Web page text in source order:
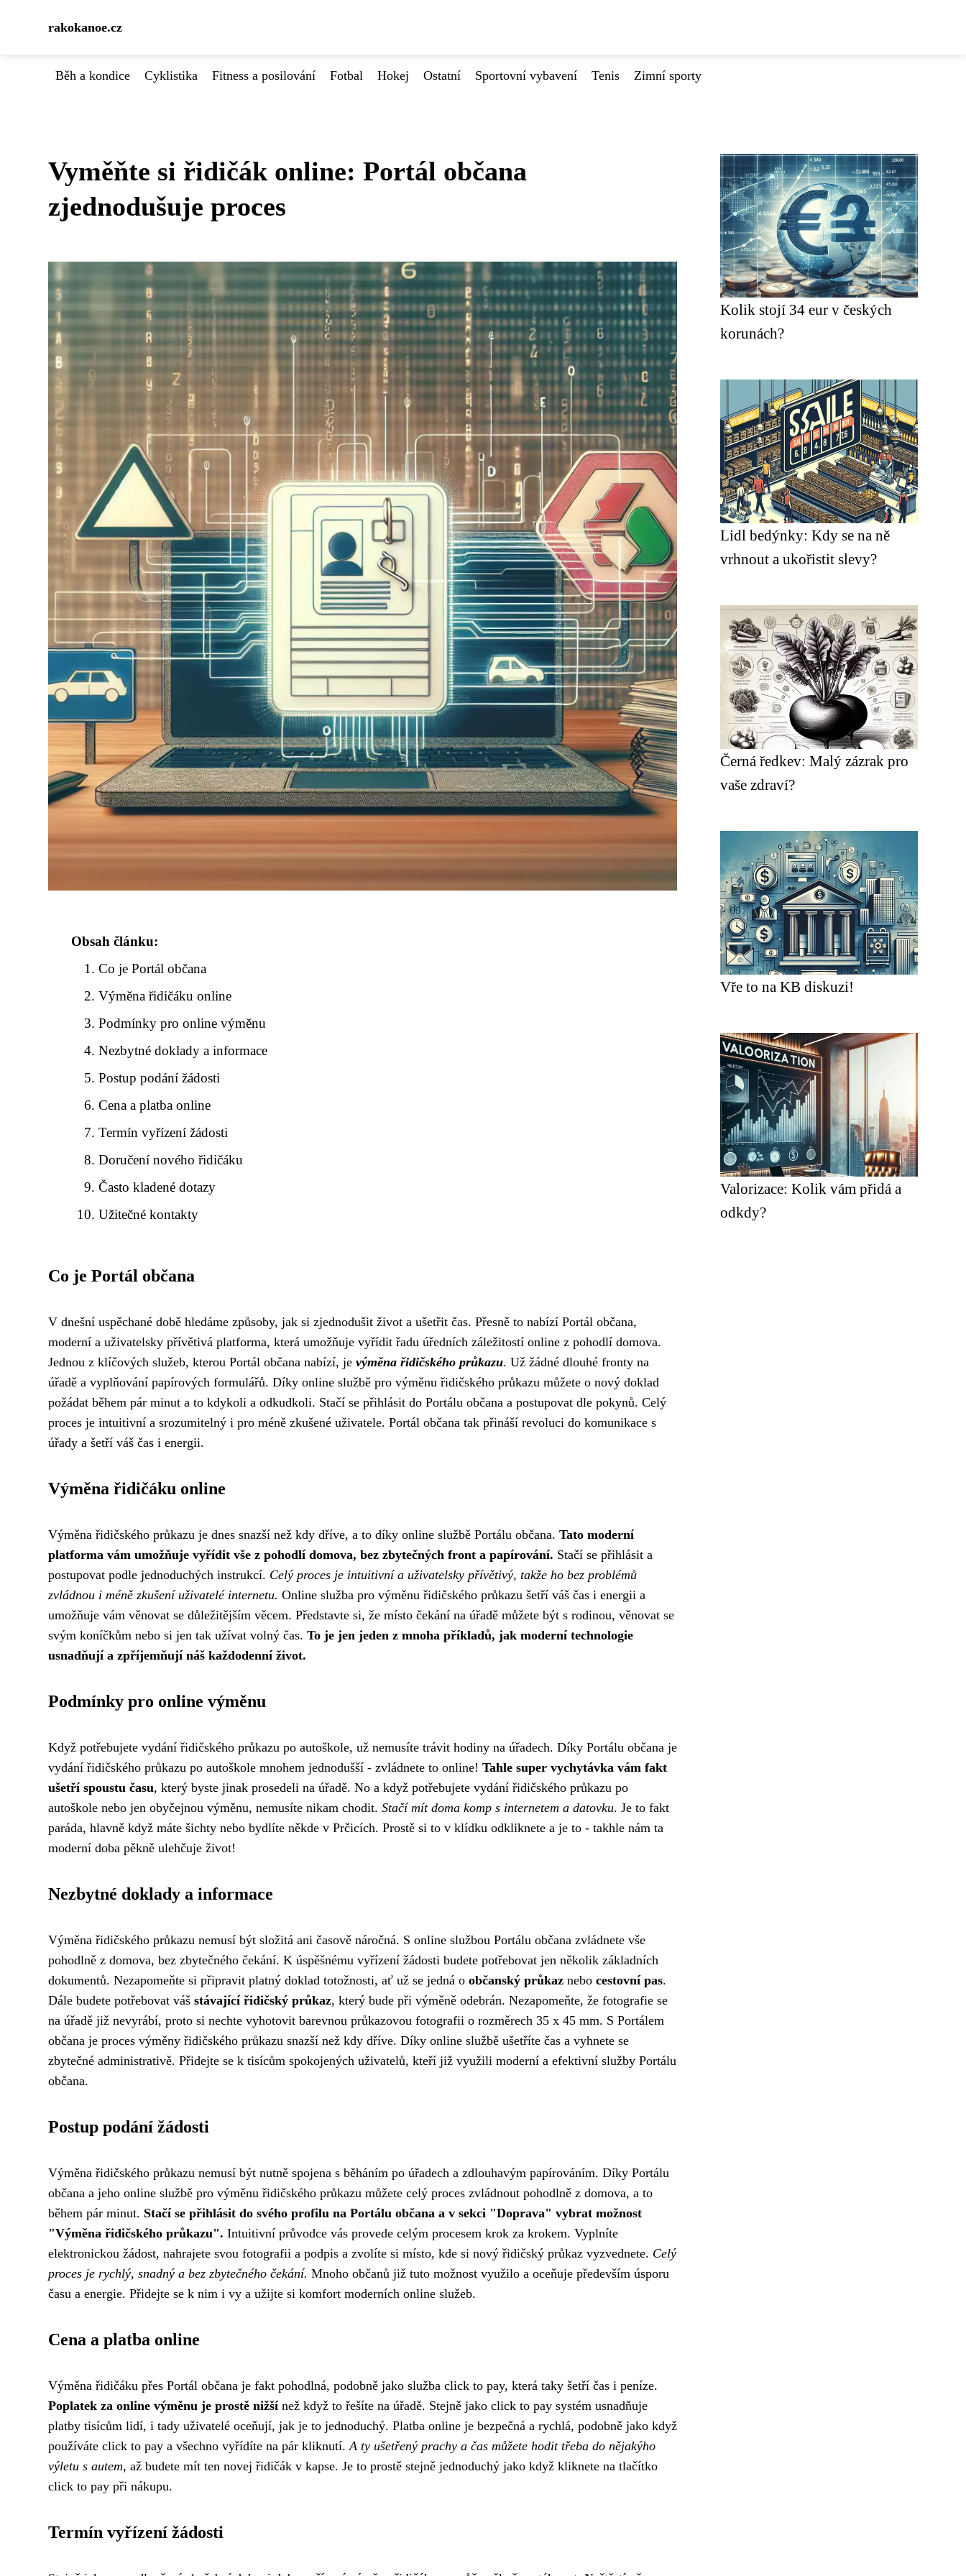
rakokanoe.cz
Běh a kondice Cyklistika Fitness a posilování Fotbal Hokej Ostatní Sportovní vybavení Tenis Zimní sporty
Vyměňte si řidičák online: Portál občana
zjednodušuje proces
Obsah článku:
Co je Portál občana
Výměna řidičáku online
Podmínky pro online výměnu
Nezbytné doklady a informace
Postup podání žádosti
Cena a platba online
Termín vyřízení žádosti
Doručení nového řidičáku
Často kladené dotazy
Užitečné kontakty
Co je Portál občana
V dnešní uspěchané době hledáme způsoby, jak si zjednodušit život a ušetřit čas. Přesně to nabízí Portál občana,
moderní a uživatelsky přívětivá platforma, která umožňuje vyřídit řadu úředních záležitostí online z pohodlí domova.
Jednou z klíčových služeb, kterou Portál občana nabízí, je výměna řidičského průkazu. Už žádné dlouhé fronty na
úřadě a vyplňování papírových formulářů. Díky online službě pro výměnu řidičského průkazu můžete o nový doklad
požádat během pár minut a to kdykoli a odkudkoli. Stačí se přihlásit do Portálu občana a postupovat dle pokynů. Celý
proces je intuitivní a srozumitelný i pro méně zkušené uživatele. Portál občana tak přináší revoluci do komunikace s
úřady a šetří váš čas i energii.
Výměna řidičáku online
Výměna řidičského průkazu je dnes snazší než kdy dříve, a to díky online službě Portálu občana. Tato moderní
platforma vám umožňuje vyřídit vše z pohodlí domova, bez zbytečných front a papírování. Stačí se přihlásit a
postupovat podle jednoduchých instrukcí. Celý proces je intuitivní a uživatelsky přívětivý, takže ho bez problémů
zvládnou i méně zkušení uživatelé internetu. Online služba pro výměnu řidičského průkazu šetří váš čas i energii a
umožňuje vám věnovat se důležitějším věcem. Představte si, že místo čekání na úřadě můžete být s rodinou, věnovat se
svým koníčkům nebo si jen tak užívat volný čas. To je jen jeden z mnoha příkladů, jak moderní technologie
usnadňují a zpříjemňují náš každodenní život.
Podmínky pro online výměnu
Když potřebujete vydání řidičského průkazu po autoškole, už nemusíte trávit hodiny na úřadech. Díky Portálu občana je
vydání řidičského průkazu po autoškole mnohem jednodušší - zvládnete to online! Tahle super vychytávka vám fakt
ušetří spoustu času, který byste jinak prosedeli na úřadě. No a když potřebujete vydání řidičského průkazu po
autoškole nebo jen obyčejnou výměnu, nemusíte nikam chodit. Stačí mít doma komp s internetem a datovku. Je to fakt
paráda, hlavně když máte šichty nebo bydlíte někde v Prčicích. Prostě si to v klídku odkliknete a je to - takhle nám ta
moderní doba pěkně ulehčuje život!
Nezbytné doklady a informace
Výměna řidičského průkazu nemusí být složitá ani časově náročná. S online službou Portálu občana zvládnete vše
pohodlně z domova, bez zbytečného čekání. K úspěšnému vyřízení žádosti budete potřebovat jen několik základních
dokumentů. Nezapomeňte si připravit platný doklad totožnosti, ať už se jedná o občanský průkaz nebo cestovní pas.
Dále budete potřebovat váš stávající řidičský průkaz, který bude při výměně odebrán. Nezapomeňte, že fotografie se
na úřadě již nevyrábí, proto si nechte vyhotovit barevnou průkazovou fotografii o rozměrech 35 x 45 mm. S Portálem
občana je proces výměny řidičského průkazu snazší než kdy dříve. Díky online službě ušetříte čas a vyhnete se
zbytečné administrativě. Přidejte se k tisícům spokojených uživatelů, kteří již využili moderní a efektivní služby Portálu
občana.
Postup podání žádosti
Výměna řidičského průkazu nemusí být nutně spojena s běháním po úřadech a zdlouhavým papírováním. Díky Portálu
občana a jeho online službě pro výměnu řidičského průkazu můžete celý proces zvládnout pohodlně z domova, a to
během pár minut. Stačí se přihlásit do svého profilu na Portálu občana a v sekci "Doprava" vybrat možnost
"Výměna řidičského průkazu". Intuitivní průvodce vás provede celým procesem krok za krokem. Vyplníte
elektronickou žádost, nahrajete svou fotografii a podpis a zvolíte si místo, kde si nový řidičský průkaz vyzvednete. Celý
proces je rychlý, snadný a bez zbytečného čekání. Mnoho občanů již tuto možnost využilo a oceňuje především úsporu
času a energie. Přidejte se k nim i vy a užijte si komfort moderních online služeb.
Cena a platba online
Výměna řidičáku přes Portál občana je fakt pohodlná, podobně jako služba click to pay, která taky šetří čas i peníze.
Poplatek za online výměnu je prostě nižšínež když to řešíte na úřadě. Stejně jako click to pay systém usnadňuje
platby tisícům lidí, i tady uživatelé oceňují, jak je to jednoduchý. Platba online je bezpečná a rychlá, podobně jako když
používáte click to pay a všechno vyřídíte na pár kliknutí.A ty ušetřený prachy a čas můžete hodit třeba do nějakýho
výletu s autem, až budete mít ten novej řidičák v kapse. Je to prostě stejně jednoduchý jako když kliknete na tlačítko
click to pay při nákupu.
Termín vyřízení žádosti
Kolik stojí 34 eur v českých
korunách?
Lidl bedýnky: Kdy se na ně
vrhnout a ukořistit slevy?
Černá ředkev: Malý zázrak pro
vaše zdraví?
Vře to na KB diskuzi!
Valorizace: Kolik vám přidá a
odkdy?